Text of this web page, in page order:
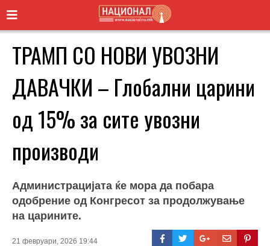
ТРАМП СО НОВИ УВОЗНИ
ДАВАЧКИ – Глобални царини
од 15% за сите увозни
производи
Администрацијата ќе мора да побара
одобрение од Конгресот за продолжување
на царините.
21 февруари, 2026 19:44